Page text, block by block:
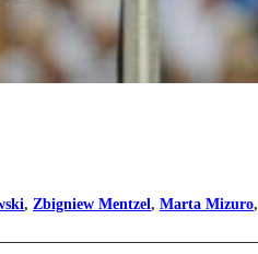
, Zbigniew Mentzel, Marta Mizuro,